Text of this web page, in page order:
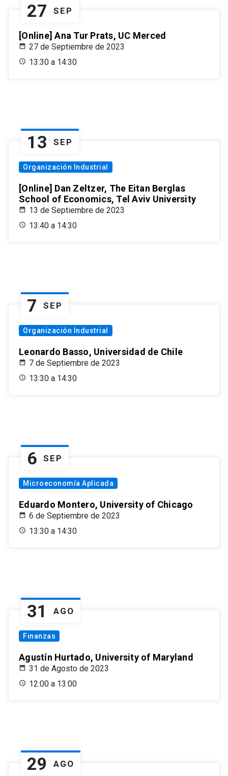
27 SEP
[Online] Ana Tur Prats, UC Merced
27 de Septiembre de 2023
13:30 a 14:30
13 SEP
Organización Industrial
[Online] Dan Zeltzer, The Eitan Berglas
School of Economics, Tel Aviv University
13 de Septiembre de 2023
13:40 a 14:30
7 SEP
Organización Industrial
Leonardo Basso, Universidad de Chile
7 de Septiembre de 2023
13:30 a 14:30
6 SEP
Microeconomía Aplicada
Eduardo Montero, University of Chicago
6 de Septiembre de 2023
13:30 a 14:30
31 AGO
Finanzas
Agustín Hurtado, University of Maryland
31 de Agosto de 2023
12:00 a 13:00
29 AGO